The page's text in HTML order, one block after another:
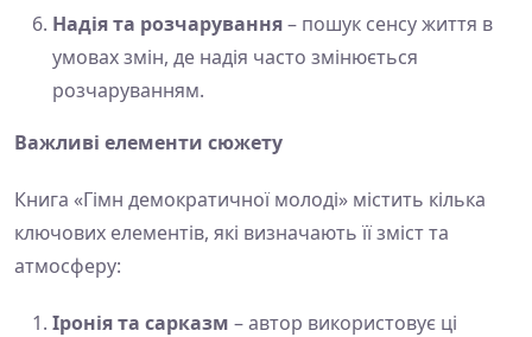
Надія та розчарування– пошук сенсу життя в
умовах змін, де надія часто змінюється
розчаруванням.
Важливі елементи сюжету
Книга «Гімн демократичної молоді» містить кілька
ключових елементів, які визначають її зміст та
атмосферу:
Іронія та сарказм – автор використовує ці